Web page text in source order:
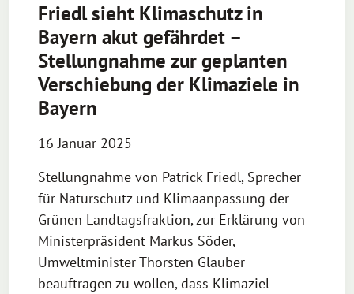
Friedl sieht Klimaschutz in
Bayern akut gefährdet –
Stellungnahme zur geplanten
Verschiebung der Klimaziele in
Bayern
16 Januar 2025
Stellungnahme von Patrick Friedl, Sprecher
für Naturschutz und Klimaanpassung der
Grünen Landtagsfraktion, zur Erklärung von
Ministerpräsident Markus Söder,
Umweltminister Thorsten Glauber
beauftragen zu wollen, dass Klimaziel